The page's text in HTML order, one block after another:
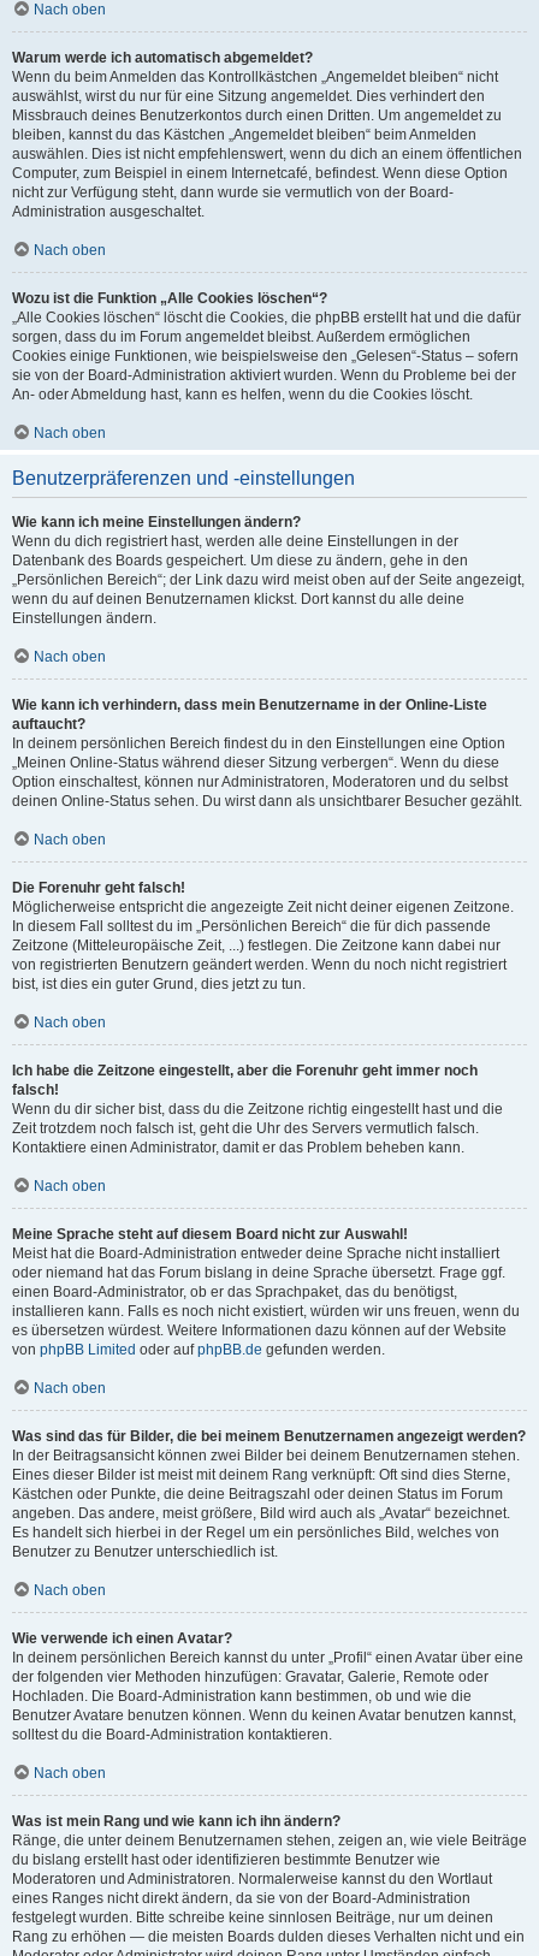
Nach oben
Warum werde ich automatisch abgemeldet?
Wenn du beim Anmelden das Kontrollkästchen „Angemeldet bleiben“ nicht
auswählst, wirst du nur für eine Sitzung angemeldet. Dies verhindert den
Missbrauch deines Benutzerkontos durch einen Dritten. Um angemeldet zu
bleiben, kannst du das Kästchen „Angemeldet bleiben“ beim Anmelden
auswählen. Dies ist nicht empfehlenswert, wenn du dich an einem öffentlichen
Computer, zum Beispiel in einem Internetcafé, befindest. Wenn diese Option
nicht zur Verfügung steht, dann wurde sie vermutlich von der Board-
Administration ausgeschaltet.
Nach oben
Wozu ist die Funktion „Alle Cookies löschen“?
„Alle Cookies löschen“ löscht die Cookies, die phpBB erstellt hat und die dafür
sorgen, dass du im Forum angemeldet bleibst. Außerdem ermöglichen
Cookies einige Funktionen, wie beispielsweise den „Gelesen“-Status – sofern
sie von der Board-Administration aktiviert wurden. Wenn du Probleme bei der
An- oder Abmeldung hast, kann es helfen, wenn du die Cookies löscht.
Nach oben
Benutzerpräferenzen und -einstellungen
Wie kann ich meine Einstellungen ändern?
Wenn du dich registriert hast, werden alle deine Einstellungen in der
Datenbank des Boards gespeichert. Um diese zu ändern, gehe in den
„Persönlichen Bereich“; der Link dazu wird meist oben auf der Seite angezeigt,
wenn du auf deinen Benutzernamen klickst. Dort kannst du alle deine
Einstellungen ändern.
Nach oben
Wie kann ich verhindern, dass mein Benutzername in der Online-Liste
auftaucht?
In deinem persönlichen Bereich findest du in den Einstellungen eine Option
„Meinen Online-Status während dieser Sitzung verbergen“. Wenn du diese
Option einschaltest, können nur Administratoren, Moderatoren und du selbst
deinen Online-Status sehen. Du wirst dann als unsichtbarer Besucher gezählt.
Nach oben
Die Forenuhr geht falsch!
Möglicherweise entspricht die angezeigte Zeit nicht deiner eigenen Zeitzone.
In diesem Fall solltest du im „Persönlichen Bereich“ die für dich passende
Zeitzone (Mitteleuropäische Zeit, ...) festlegen. Die Zeitzone kann dabei nur
von registrierten Benutzern geändert werden. Wenn du noch nicht registriert
bist, ist dies ein guter Grund, dies jetzt zu tun.
Nach oben
Ich habe die Zeitzone eingestellt, aber die Forenuhr geht immer noch
falsch!
Wenn du dir sicher bist, dass du die Zeitzone richtig eingestellt hast und die
Zeit trotzdem noch falsch ist, geht die Uhr des Servers vermutlich falsch.
Kontaktiere einen Administrator, damit er das Problem beheben kann.
Nach oben
Meine Sprache steht auf diesem Board nicht zur Auswahl!
Meist hat die Board-Administration entweder deine Sprache nicht installiert
oder niemand hat das Forum bislang in deine Sprache übersetzt. Frage ggf.
einen Board-Administrator, ob er das Sprachpaket, das du benötigst,
installieren kann. Falls es noch nicht existiert, würden wir uns freuen, wenn du
es übersetzen würdest. Weitere Informationen dazu können auf der Website
von phpBB Limited oder aufphpBB.de gefunden werden.
Nach oben
Was sind das für Bilder, die bei meinem Benutzernamen angezeigt werden?
In der Beitragsansicht können zwei Bilder bei deinem Benutzernamen stehen.
Eines dieser Bilder ist meist mit deinem Rang verknüpft: Oft sind dies Sterne,
Kästchen oder Punkte, die deine Beitragszahl oder deinen Status im Forum
angeben. Das andere, meist größere, Bild wird auch als „Avatar“ bezeichnet.
Es handelt sich hierbei in der Regel um ein persönliches Bild, welches von
Benutzer zu Benutzer unterschiedlich ist.
Nach oben
Wie verwende ich einen Avatar?
In deinem persönlichen Bereich kannst du unter „Profil“ einen Avatar über eine
der folgenden vier Methoden hinzufügen: Gravatar, Galerie, Remote oder
Hochladen. Die Board-Administration kann bestimmen, ob und wie die
Benutzer Avatare benutzen können. Wenn du keinen Avatar benutzen kannst,
solltest du die Board-Administration kontaktieren.
Nach oben
Was ist mein Rang und wie kann ich ihn ändern?
Ränge, die unter deinem Benutzernamen stehen, zeigen an, wie viele Beiträge
du bislang erstellt hast oder identifizieren bestimmte Benutzer wie
Moderatoren und Administratoren. Normalerweise kannst du den Wortlaut
eines Ranges nicht direkt ändern, da sie von der Board-Administration
festgelegt wurden. Bitte schreibe keine sinnlosen Beiträge, nur um deinen
Rang zu erhöhen — die meisten Boards dulden dieses Verhalten nicht und ein